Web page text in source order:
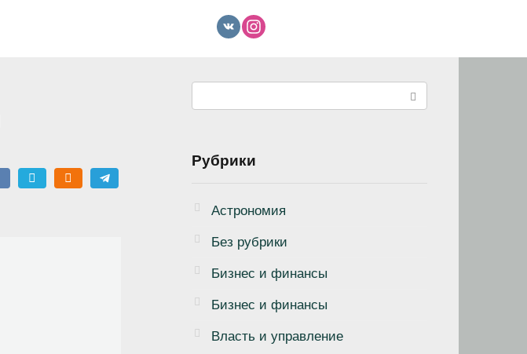
Рубрики
Астрономия
Без рубрики
Бизнеc и финансы
Бизнес и финансы
Власть и управление